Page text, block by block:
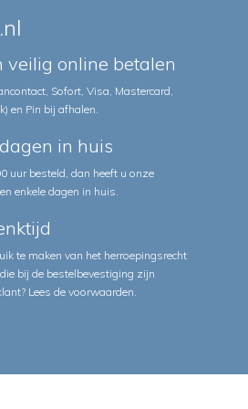
veilig online betalen
Sofort, Visa, Mastercard,
en Pin bij afhalen.
in huis
uur besteld, dan heeft u onze
enkele dagen in huis.
te maken van het herroepingsrecht
bij de bestelbevestiging zijn
Lees de voorwaarden.